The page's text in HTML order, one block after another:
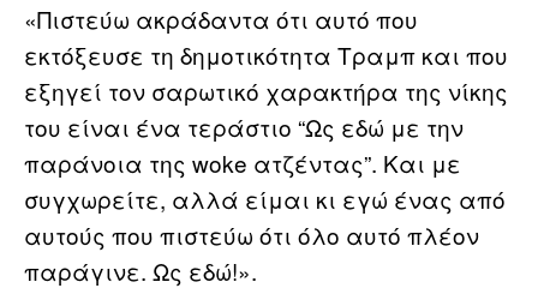
«Πιστεύω ακράδαντα ότι αυτό που
εκτόξευσε τη δημοτικότητα Τραμπ και που
εξηγεί τον σαρωτικό χαρακτήρα της νίκης
του είναι ένα τεράστιο “Ως εδώ με την
παράνοια της woke ατζέντας”. Και με
συγχωρείτε, αλλά είμαι κι εγώ ένας από
αυτούς που πιστεύω ότι όλο αυτό πλέον
παράγινε. Ως εδώ!».